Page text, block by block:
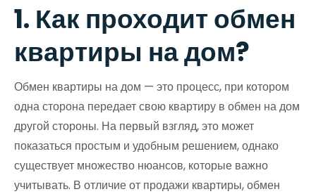
1. Как проходит обмен
квартиры на дом?
Обмен квартиры на дом — это процесс, при котором
одна сторона передает свою квартиру в обмен на дом
другой стороны. На первый взгляд, это может
показаться простым и удобным решением, однако
существует множество нюансов, которые важно
учитывать. В отличие от продажи квартиры, обмен